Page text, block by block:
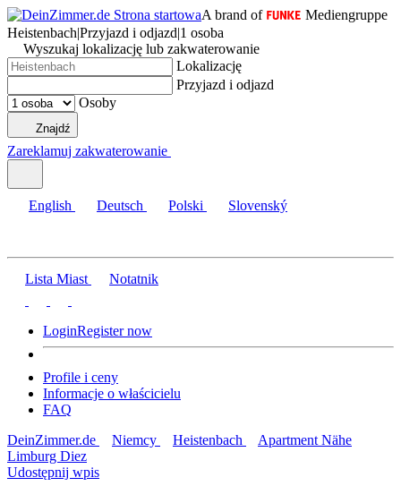
A brand of
Mediengruppe
Heistenbach|Przyjazd i odjazd|1 osoba
Wyszukaj lokalizację lub zakwaterowanie
Lokalizację
Przyjazd i odjazd
Osoby
Znajdź
Zareklamuj zakwaterowanie
English Deutsch Polski Slovenský
Lista Miast Notatnik
LoginRegister now
Profile i ceny
Informacje o właścicielu
FAQ
DeinZimmer.de
Niemcy Heistenbach
Apartment Nähe
Limburg Diez
Udostępnij wpis